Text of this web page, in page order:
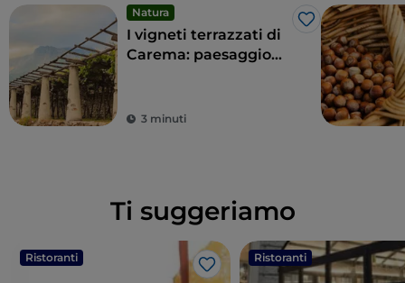
Natura
Like
I vigneti terrazzati di
Carema: paesaggio
3 minuti
Ti suggeriamo
Ristoranti
Like
Ristoranti